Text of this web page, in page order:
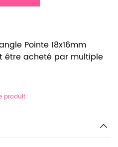
Pointe 18x16mm
être acheté par multiple
produit